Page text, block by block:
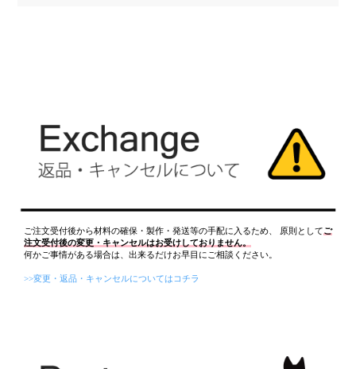
ご注文受付後から材料の確保・製作・発送等の手配に入るため、 原則としてご
注文受付後の変更・キャンセルはお受けしておりません。
何かご事情がある場合は、出来るだけお早目にご相談ください。
>>変更・返品・キャンセルについてはコチラ